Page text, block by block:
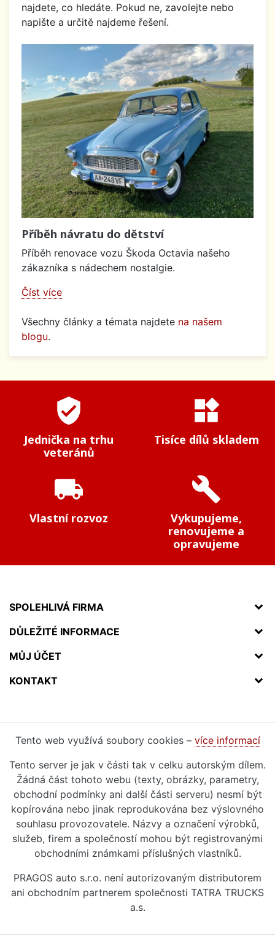
najdete, co hledáte. Pokud ne, zavolejte nebo
napište a určitě najdeme řešení.
Příběh návratu do dětství
Příběh renovace vozu Škoda Octavia našeho
zákazníka s nádechem nostalgie.
Číst více
Všechny články a témata najdete na našem
blogu.
verified_user
Jednička na trhu
veteránů
widgets
Tisíce dílů skladem
local_shipping
Vlastní rozvoz
build
Vykupujeme,
renovujeme a
opravujeme
SPOLEHLIVÁ FIRMA
DŮLEŽITÉ INFORMACE
MŮJ ÚČET
KONTAKT
Tento web využívá soubory cookies – více informací
Tento server je jak v části tak v celku autorským dílem.
Žádná část tohoto webu (texty, obrázky, parametry,
obchodní podmínky ani další části serveru) nesmí být
kopírována nebo jinak reprodukována bez výslovného
souhlasu provozovatele. Názvy a označení výrobků,
služeb, firem a společností mohou být registrovanými
obchodními známkami příslušných vlastníků.
PRAGOS auto s.r.o. není autorizovaným distributorem
ani obchodním partnerem společnosti TATRA TRUCKS
a.s.